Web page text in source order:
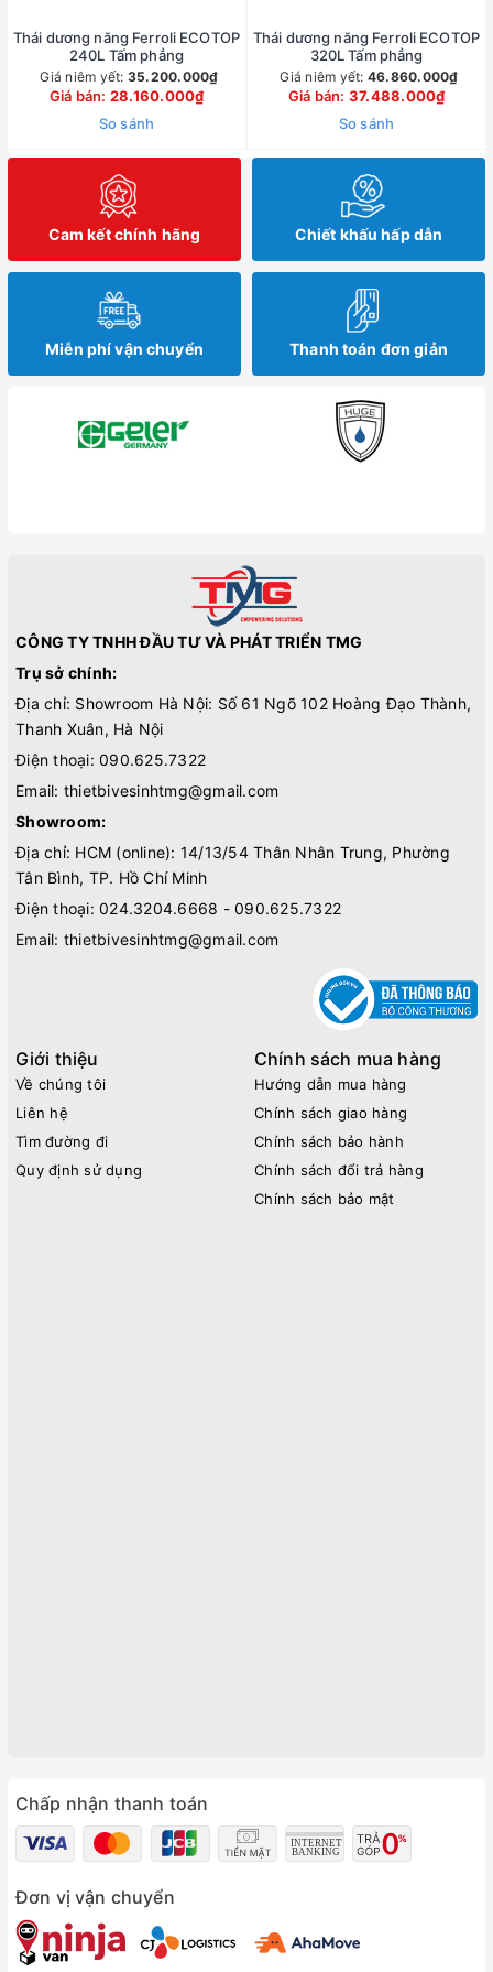
Thái dương năng Ferroli ECOTOP
240L Tấm phẳng
Giá niêm yết: 35.200.000₫
Giá bán: 28.160.000₫
So sánh
Thái dương năng Ferroli ECOTOP
320L Tấm phẳng
Giá niêm yết: 46.860.000₫
Giá bán: 37.488.000₫
So sánh
Cam kết chính hãng Chiết khấu hấp dẫn
Miễn phí vận chuyển Thanh toán đơn giản
CÔNG TY TNHH ĐẦU TƯ VÀ PHÁT TRIỂN TMG
Trụ sở chính:
Địa chỉ: Showroom Hà Nội: Số 61 Ngõ 102 Hoàng Đạo Thành,
Thanh Xuân, Hà Nội
Điện thoại: 090.625.7322
Email: thietbivesinhtmg@gmail.com
Showroom:
Địa chỉ: HCM (online): 14/13/54 Thân Nhân Trung, Phường
Tân Bình, TP. Hồ Chí Minh
Điện thoại: 024.3204.6668 - 090.625.7322
Email: thietbivesinhtmg@gmail.com
Giới thiệu
Về chúng tôi
Liên hệ
Tìm đường đi
Quy định sử dụng
Chính sách mua hàng
Hướng dẫn mua hàng
Chính sách giao hàng
Chính sách bảo hành
Chính sách đổi trả hàng
Chính sách bảo mật
Chấp nhận thanh toán
Đơn vị vận chuyển